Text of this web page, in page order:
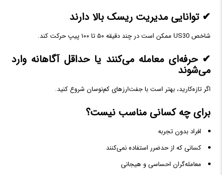
✔ توانایی مدیریت ریسک بالا دارند
شاخص US30 ممکن است در چند دقیقه ۵۰ تا ۱۰۰ پیپ حرکت کند.
✔ حرفه‌ای معامله می‌کنند یا حداقل آگاهانه وارد
می‌شوند
اگر تازه‌کارید، بهتر است با جفت‌ارزهای کم‌نوسان شروع کنید.
برای چه کسانی مناسب نیست؟
افراد بدون تجربه
کسانی که از حدضرر استفاده نمی‌کنند
معامله‌گران احساسی و هیجانی